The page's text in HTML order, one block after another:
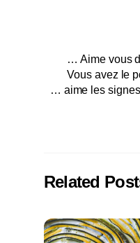
… Aime vous
Vous avez le
… aime les
Related